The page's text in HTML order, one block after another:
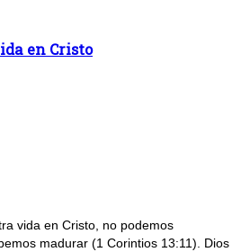
en Cristo
vida en Cristo, no podemos
madurar (1 Corintios 13:11). Dios